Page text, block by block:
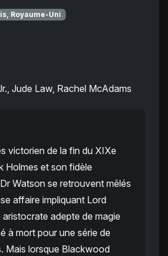
Royaume-Uni
Jude Law, Rachel McAdams
victorien de la fin du XIXe
Holmes et son fidèle
Watson se retrouvent mêlés
affaire impliquant Lord
adepte de magie
à mort pour une série de
Mais lorsque Blackwood